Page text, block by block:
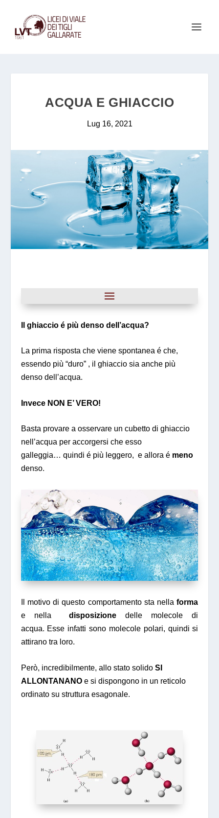
ACQUA E GHIACCIO
Lug 16, 2021
Il ghiaccio é più denso dell’acqua?
La prima risposta che viene spontanea é che,
essendo più “duro” , il ghiaccio sia anche più
denso dell’acqua.
Invece NON E’ VERO!
Basta provare a osservare un cubetto di ghiaccio
nell’acqua per accorgersi che esso
galleggia… quindi é più leggero, e allora é meno
denso.
Il motivo di questo comportamento sta nellaforma
e nella disposizione delle molecole di
acqua. Esse infatti sono molecole polari, quindi si
attirano tra loro.
Però, incredibilmente, allo stato solido SI
ALLONTANANOe si dispongono in un reticolo
ordinato su struttura esagonale.